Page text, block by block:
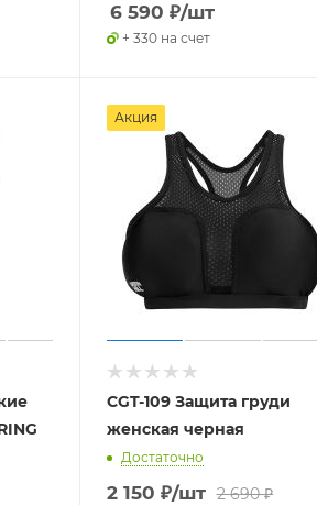
6 590 ₽/шт
+ 330 на счет
Акция
CGT-109 Защита груди
женская черная
Достаточно
2 150 ₽/шт 2 690₽